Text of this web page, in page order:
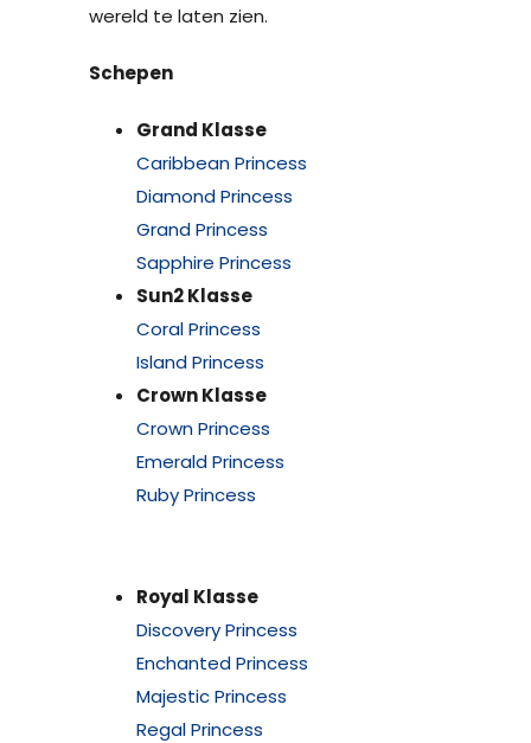
wereld te laten zien.
Schepen
Grand Klasse
Caribbean Princess
Diamond Princess
Grand Princess
Sapphire Princess
Sun2 Klasse
Coral Princess
Island Princess
Crown Klasse
Crown Princess
Emerald Princess
Ruby Princess
Royal Klasse
Discovery Princess
Enchanted Princess
Majestic Princess
Regal Princess